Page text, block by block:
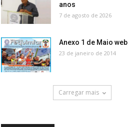
anos
7 de agosto de 2026
Anexo 1 de Maio web
23 de janeiro de 2014
Carregar mais